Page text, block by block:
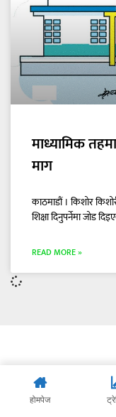
माध्यामिक
माग
काठमाडौं । किशोर
शिक्षा दिनुपर्नेमा जोड
READ MORE »
होमपेज